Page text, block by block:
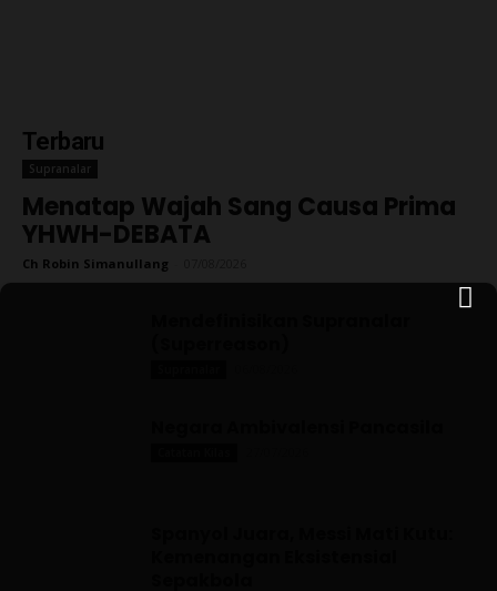
Terbaru
Supranalar
Menatap Wajah Sang Causa Prima
YHWH-DEBATA
Ch Robin Simanullang